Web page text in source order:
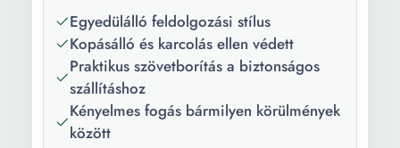
Szín:
Barna
Hosszúság:
33 cm
Vastagság:
4 mm
Egyedülálló feldolgozási stílus
Kopásálló és karcolás ellen védett
Praktikus szövetborítás a biztonságos
szállításhoz
Kényelmes fogás bármilyen körülmények
között